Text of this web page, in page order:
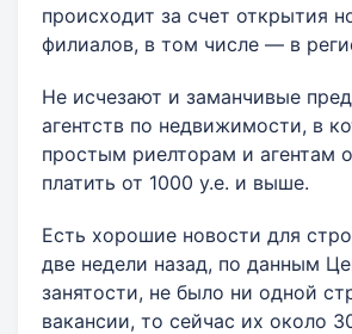
происходит за счет открытия
филиалов, в том числе — в
Не исчезают и заманчивые
агентств по недвижимости, в
простым риелторам и агентам
платить от 1000 у.е. и выше.
Есть хорошие новости для
две недели назад, по данным
занятости, не было ни одной
вакансии, то сейчас их около